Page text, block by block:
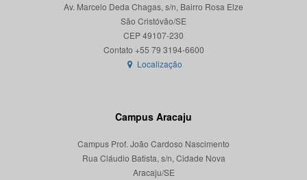
Av. Marcelo Deda Chagas, s/n, Bairro Rosa Elze
São Cristóvão/SE
CEP 49107-230
Localização
Campus Aracaju
Campus Prof. João Cardoso Nascimento
Rua Cláudio Batista, s/n, Cidade Nova
Aracaju/SE